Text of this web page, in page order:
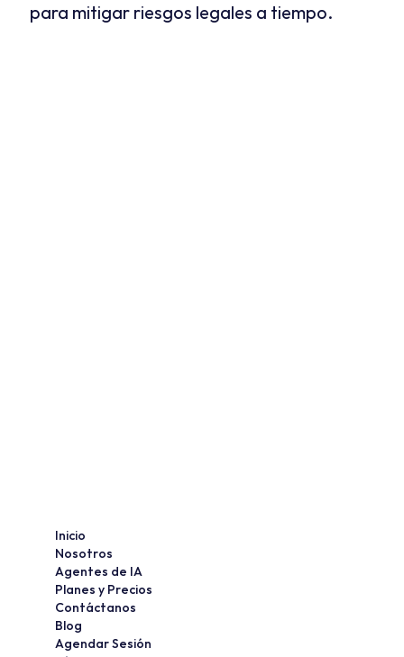
para mitigar riesgos legales a tiempo.
Inicio
Nosotros
Agentes de IA
Planes y Precios
Contáctanos
Blog
Agendar Sesión